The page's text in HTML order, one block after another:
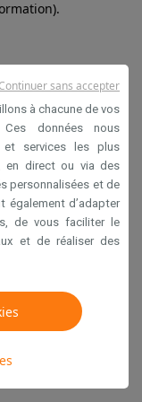
.
à chacune de vos
données nous
services les plus
en direct ou via des
personnalisées et de
également d’adapter
de vous faciliter le
et de réaliser des
Continuer sans accepter